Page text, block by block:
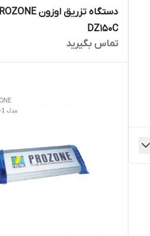
DZ150C
تماس بگیرید